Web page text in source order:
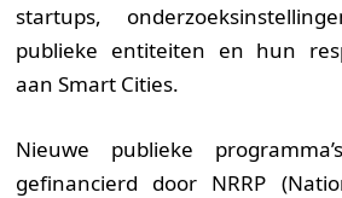
startups,
publieke entiteiten en hun
aan Smart Cities.
Nieuwe publieke
gefinancierd door NRRP